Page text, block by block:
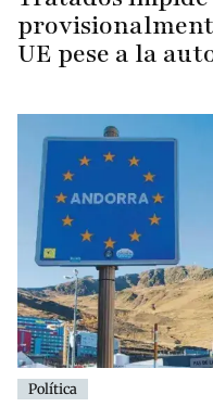
UE pese a la
Política